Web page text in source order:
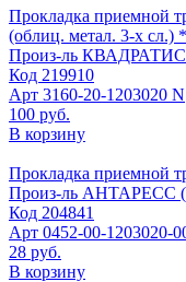
Прокладка приемной
(облиц. метал. 3-х сл.)
Произ-ль КВАДРАТИС
Код 219910
Арт 3160-20-1203020 N
100 руб.
В корзину
Прокладка приемной
Произ-ль АНТАРЕСС
Код 204841
Арт 0452-00-1203020-
28 руб.
В корзину